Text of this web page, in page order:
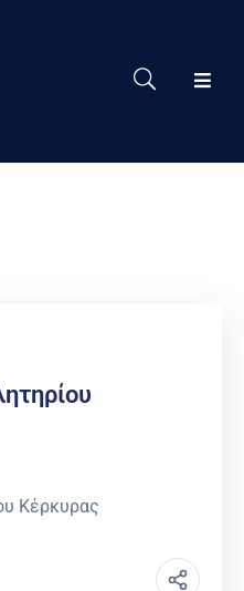
Κέρκυρας